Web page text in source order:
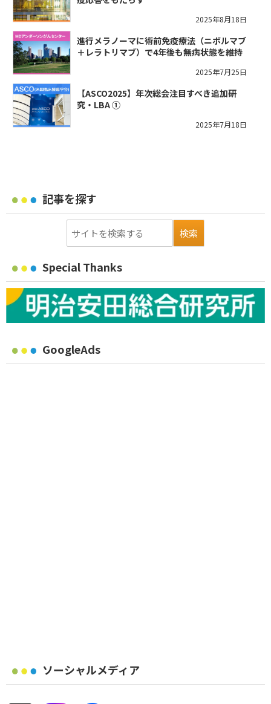
2025年8月18日
進行メラノーマに術前免疫療法（ニボルマブ
＋レラトリマブ）で4年後も無病状態を維持
2025年7月25日
【ASCO2025】年次総会注目すべき追加研
究・LBA ①
2025年7月18日
記事を探す
Special Thanks
GoogleAds
ソーシャルメディア